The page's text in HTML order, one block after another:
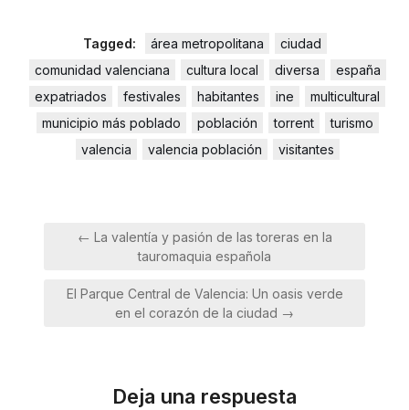
Tagged: área metropolitana
ciudad
comunidad valenciana
cultura local diversa
españa
expatriados
festivales habitantes ine
multicultural
municipio más poblado
población torrent
turismo
valencia
valencia población visitantes
Navegación
← La valentía y pasión de las toreras en la
tauromaquia española
El Parque Central de Valencia: Un oasis verde
en el corazón de la ciudad →
Deja una respuesta